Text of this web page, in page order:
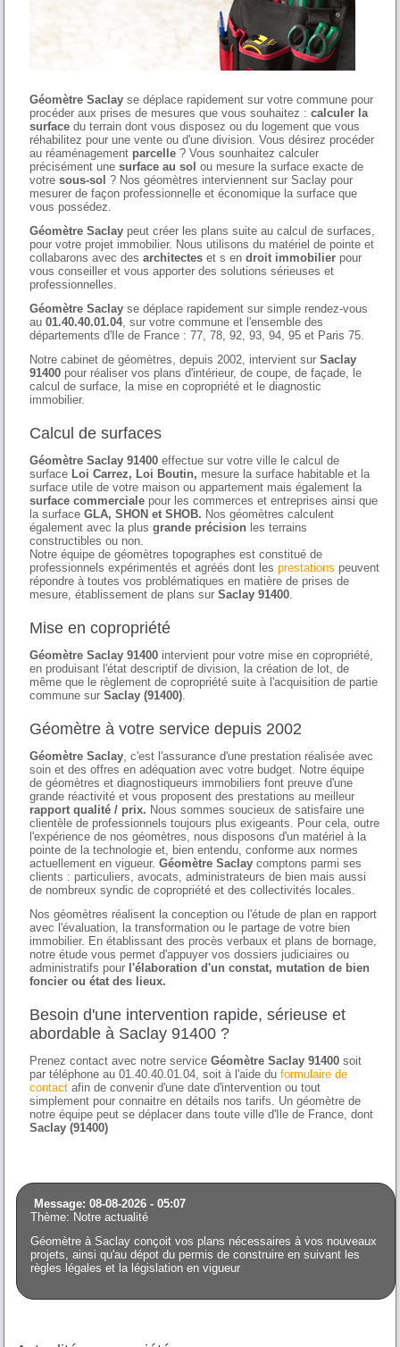
Géomètre Saclay se déplace rapidement sur votre commune pour
procéder aux prises de mesures que vous souhaitez :calculer la
surface du terrain dont vous disposez ou du logement que vous
réhabilitez pour une vente ou d'une division. Vous désirez procéder
au réaménagement parcelle ? Vous sounhaitez calculer
précisément unesurface au sol ou mesure la surface exacte de
votresous-sol ? Nos géomètres interviennent sur Saclay pour
mesurer de façon professionnelle et économique la surface que
vous possédez.
Géomètre Saclay peut créer les plans suite au calcul de surfaces,
pour votre projet immobilier. Nous utilisons du matériel de pointe et
collabarons avec desarchitectes et s endroit immobilier pour
vous conseiller et vous apporter des solutions sérieuses et
professionnelles.
Géomètre Saclay se déplace rapidement sur simple rendez-vous
au01.40.40.01.04, sur votre commune et l'ensemble des
départements d'Ile de France : 77, 78, 92, 93, 94, 95 et Paris 75.
Notre cabinet de géomètres, depuis 2002, intervient surSaclay
91400 pour réaliser vos plans d'intérieur, de coupe, de façade, le
calcul de surface, la mise en copropriété et le diagnostic
immobilier.
Calcul de surfaces
Géomètre Saclay 91400 effectue sur votre ville le calcul de
surface Loi Carrez, Loi Boutin, mesure la surface habitable et la
surface utile de votre maison ou appartement mais également la
surface commerciale pour les commerces et entreprises ainsi que
la surfaceGLA, SHON et SHOB. Nos géomètres calculent
également avec la plusgrande précision les terrains
constructibles ou non.
Notre équipe de géomètres topographes est constitué de
professionnels expérimentés et agréés dont lesprestations peuvent
répondre à toutes vos problématiques en matière de prises de
mesure, établissement de plans surSaclay 91400.
Mise en copropriété
Géomètre Saclay 91400 intervient pour votre mise en copropriété,
en produisant l'état descriptif de division, la création de lot, de
même que le règlement de copropriété suite à l'acquisition de partie
commune surSaclay (91400).
Géomètre à votre service depuis 2002
Géomètre Saclay, c'est l'assurance d'une prestation réalisée avec
soin et des offres en adéquation avec votre budget. Notre équipe
de géomètres et diagnostiqueurs immobiliers font preuve d'une
grande réactivité et vous proposent des prestations au meilleur
rapport qualité / prix. Nous sommes soucieux de satisfaire une
clientèle de professionnels toujours plus exigeants. Pour cela, outre
l'expérience de nos géomètres, nous disposons d'un matériel à la
pointe de la technologie et, bien entendu, conforme aux normes
actuellement en vigueur.Géomètre Saclay comptons parmi ses
clients : particuliers, avocats, administrateurs de bien mais aussi
de nombreux syndic de copropriété et des collectivités locales.
Nos géomètres réalisent la conception ou l'étude de plan en rapport
avec l'évaluation, la transformation ou le partage de votre bien
immobilier. En établissant des procès verbaux et plans de bornage,
notre étude vous permet d'appuyer vos dossiers judiciaires ou
administratifs pour l'élaboration d'un constat, mutation de bien
foncier ou état des lieux.
Besoin d'une intervention rapide, sérieuse et
abordable à Saclay 91400 ?
Prenez contact avec notre serviceGéomètre Saclay 91400 soit
par téléphone au 01.40.40.01.04, soit à l'aide duformulaire de
contact afin de convenir d'une date d'intervention ou tout
simplement pour connaitre en détails nos tarifs. Un géomètre de
notre équipe peut se déplacer dans toute ville d'Ile de France, dont
Saclay (91400)
Message: 08-08-2026 - 05:07
Thème: Notre actualité
Géomètre à Saclay conçoit vos plans nécessaires à vos nouveaux
projets, ainsi qu'au dépot du permis de construire en suivant les
règles légales et la législation en vigueur